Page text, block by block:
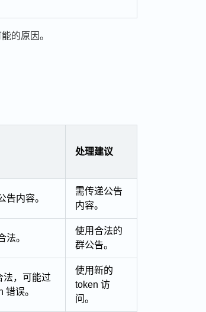
的原因。
处理建议
告内容。
需传递公告
内容。
法。
使用合法的
群公告。
法，可能过
错误。
使用新的
token 访
问。